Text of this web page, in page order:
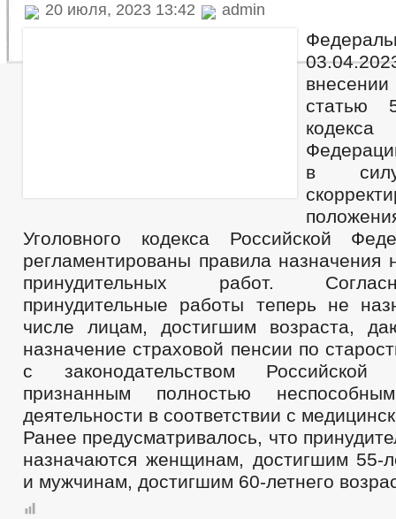
20 июля, 2023 13:42 admin
статью
в
Уголовного кодекса Российской
регламентированы правила назначения
принудительных работ.
принудительные работы теперь не
числе лицам, достигшим возраста,
назначение страховой пенсии по
с законодательством
признанным полностью
деятельности в соответствии с
Ранее предусматривалось, что
назначаются женщинам, достигшим 55-
и мужчинам, достигшим 60-летнего